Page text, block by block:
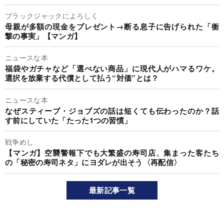
ブラックジャックによろしく
母親が多額の現金をプレゼント→断る息子に告げられた「衝
撃の事実」【マンガ】
ニュースな本
福袋やガチャなど「選べない商品」に現代人がハマるワケ。
選択を放棄する代償として払う“対価”とは？
ニュースな本
なぜスティーブ・ジョブズの話は短くても伝わったのか？話
す前にしていた「たった1つの習慣」
戦争めし
【マンガ】空襲警報下でも大繁盛の寿司店、集まった客たち
の「秘密の寿司ネタ」にヨダレが出そう〈再配信〉
最新記事一覧